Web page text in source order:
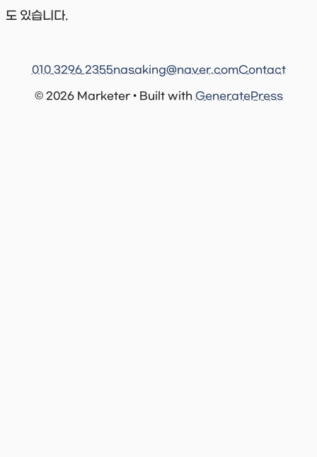
도 있습니다.
© 2026 Marketer • Built with GeneratePress
010 3296 2355nasaking@naver.comContact